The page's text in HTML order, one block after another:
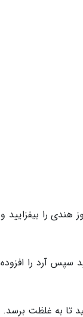
را بیفزایید و
سپس آرد را افزوده